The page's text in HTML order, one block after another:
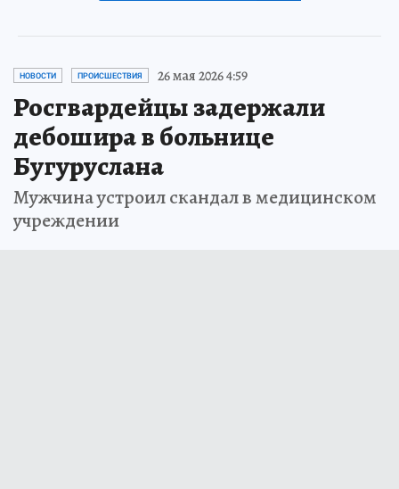
НОВОСТИ ПРОИСШЕСТВИЯ 26 мая 2026 4:59
Росгвардейцы задержали
дебошира в больнице
Бугуруслана
Мужчина устроил скандал в медицинском
учреждении